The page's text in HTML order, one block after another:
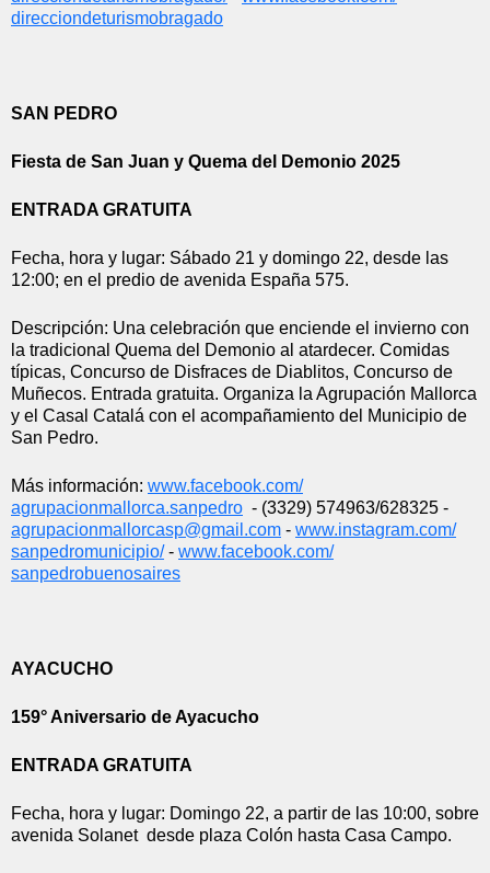
direcciondeturismobragado
SAN PEDRO
Fiesta de San Juan y Quema del Demonio 2025
ENTRADA GRATUITA
Fecha, hora y lugar: Sábado 21 y domingo 22, desde las
12:00; en el predio de avenida España 575.
Descripción: Una celebración que enciende el invierno con
la tradicional Quema del Demonio al atardecer. Comidas
típicas, Concurso de Disfraces de Diablitos, Concurso de
Muñecos. Entrada gratuita. Organiza la Agrupación Mallorca
y el Casal Catalá con el acompañamiento del Municipio de
San Pedro.
Más información: www.facebook.com/
agrupacionmallorca.sanpedro
agrupacionmallorcasp@gmail.com - www.instagram.com/
sanpedromunicipio/ - www.facebook.com/
sanpedrobuenosaires
AYACUCHO
159° Aniversario de Ayacucho
ENTRADA GRATUITA
Fecha, hora y lugar: Domingo 22, a partir de las 10:00, sobre
avenida Solanet  desde plaza Colón hasta Casa Campo.